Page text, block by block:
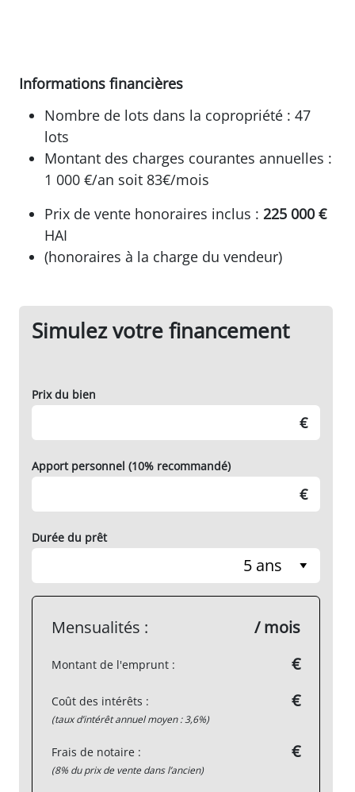
Informations financières
Nombre de lots dans la copropriété : 47
lots
Montant des charges courantes annuelles :
1 000 €/an soit 83€/mois
Prix de vente honoraires inclus : 225 000 €
HAI
(honoraires à la charge du vendeur)
Simulez votre financement
Prix du bien
€
Apport personnel (10% recommandé)
€
Durée du prêt
5 ans
Mensualités : / mois
Montant de l'emprunt : €
Coût des intérêts : €
(taux d’intérêt annuel moyen : 3,6%)
Frais de notaire : €
(8% du prix de vente dans l’ancien)